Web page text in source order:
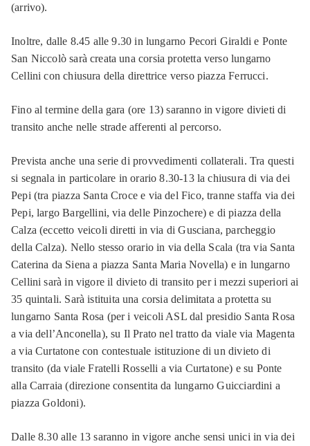
(arrivo).
Inoltre, dalle 8.45 alle 9.30 in lungarno Pecori Giraldi e Ponte
San Niccolò sarà creata una corsia protetta verso lungarno
Cellini con chiusura della direttrice verso piazza Ferrucci.
Fino al termine della gara (ore 13) saranno in vigore divieti di
transito anche nelle strade afferenti al percorso.
Prevista anche una serie di provvedimenti collaterali. Tra questi
si segnala in particolare in orario 8.30-13 la chiusura di via dei
Pepi (tra piazza Santa Croce e via del Fico, tranne staffa via dei
Pepi, largo Bargellini, via delle Pinzochere) e di piazza della
Calza (eccetto veicoli diretti in via di Gusciana, parcheggio
della Calza). Nello stesso orario in via della Scala (tra via Santa
Caterina da Siena a piazza Santa Maria Novella) e in lungarno
Cellini sarà in vigore il divieto di transito per i mezzi superiori ai
35 quintali. Sarà istituita una corsia delimitata a protetta su
lungarno Santa Rosa (per i veicoli ASL dal presidio Santa Rosa
a via dell’Anconella), su Il Prato nel tratto da viale via Magenta
a via Curtatone con contestuale istituzione di un divieto di
transito (da viale Fratelli Rosselli a via Curtatone) e su Ponte
alla Carraia (direzione consentita da lungarno Guicciardini a
piazza Goldoni).
Dalle 8.30 alle 13 saranno in vigore anche sensi unici in via dei